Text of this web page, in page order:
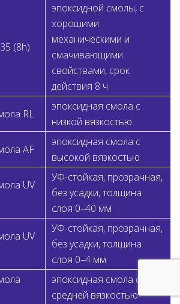
(8h)
эпоксидной смолы, с
хорошими
механическими и
смачивающими
свойствами, срок
действия 8 ч
RL
эпоксидная смола с
низкой вязкостью
AF
эпоксидная смола с
высокой вязкостью
UV
УФ-стойкая, прозрачная,
без усадки, толщина
слоя 0–40 мм
UV
УФ-стойкая, прозрачная,
без усадки, толщина
слоя 0–4 мм
эпоксидная смола со
средней вязкостью